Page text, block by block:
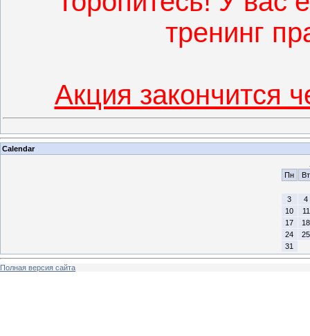
тренинг
Акция закончится
Calendar
Пн
Вт
3
4
10
11
17
18
24
25
31
Полная версия сайта